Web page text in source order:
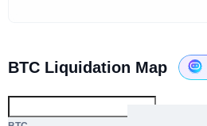
BTC Liquidation Map